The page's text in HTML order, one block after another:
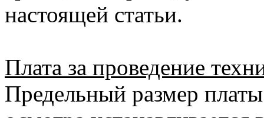
настоящей статьи.
Плата за проведение
Предельный размер